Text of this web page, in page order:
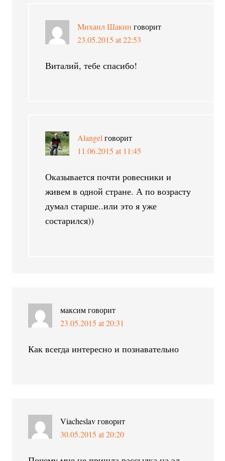
Михаил Шакин говорит
23.05.2015 at 22:53
Виталий, тебе спасибо!
Alangel говорит
11.06.2015 at 11:45
Оказывается почти ровесники и
живем в одной стране. А по возрасту
думал старше..или это я уже
состарился))
максим говорит
23.05.2015 at 20:31
Как всегда интересно и познавательно
Viacheslav говорит
30.05.2015 at 20:20